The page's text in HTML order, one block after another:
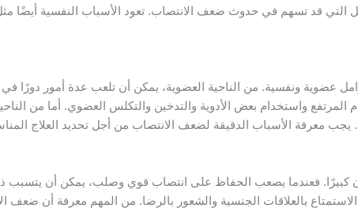
قد تسهم في حدوث ضعف الانتصاب. تعود الأسباب النفسية أيضًا مثل
عضوية ونفسية. من الناحية العضوية، يمكن أن تلعب عدة أمور دورًا
واستخدام بعض الأدوية والتدخين والتكلس العضوي. أما من
يجب معرفة الأسباب الدقيقة لضعف الانتصاب من أجل تحديد العلاج
كبيرًا. فعندما يصعب الحفاظ على انتصاب قوي وصلب، يمكن أن يتسبب
بالعلاقات الجنسية والشعور بالرضا. من المهم معرفة أن ضعف